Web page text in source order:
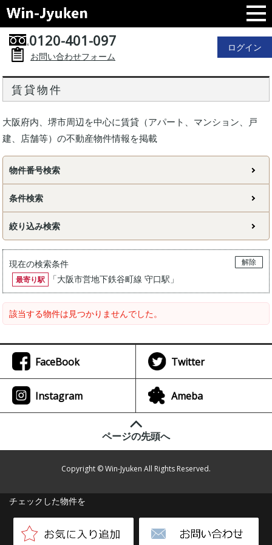
0120-401-097
お問い合わせフォーム
ログイン
賃貸物件
大阪府内、堺市周辺を中心に賃貸（アパート、マンション、戸
建、店舗等）の不動産物件情報を掲載
物件番号検索
条件検索
絞り込み検索
現在の検索条件
解除
最寄り駅
「大阪市営地下鉄谷町線 守口駅 」
該当する物件は見つかりませんでした。
チェックした物件を
FaceBook Twitter
Instagram Ameba
ページの先頭へ
Copyright © Win-Jyuken All Rights Reserved.